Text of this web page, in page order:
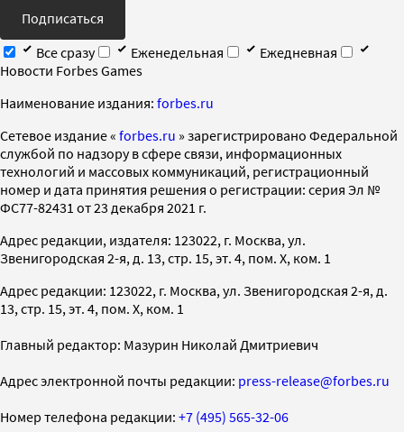
Подписаться
Все сразу
Еженедельная
Ежедневная
Новости Forbes Games
Наименование издания: forbes.ru
Cетевое издание « forbes.ru » зарегистрировано Федеральной
службой по надзору в сфере связи, информационных
технологий и массовых коммуникаций, регистрационный
номер и дата принятия решения о регистрации: серия Эл №
ФС77-82431 от 23 декабря 2021 г.
Адрес редакции, издателя: 123022, г. Москва, ул.
Звенигородская 2-я, д. 13, стр. 15, эт. 4, пом. X, ком. 1
Адрес редакции: 123022, г. Москва, ул. Звенигородская 2-я, д.
13, стр. 15, эт. 4, пом. X, ком. 1
Главный редактор: Мазурин Николай Дмитриевич
Адрес электронной почты редакции: press-release@forbes.ru
Номер телефона редакции: +7 (495) 565-32-06